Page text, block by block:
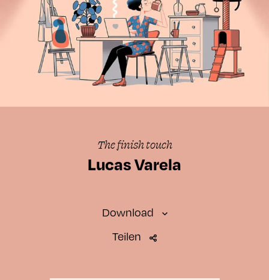
The finish touch
Lucas Varela
Download
SMARTWATCH
Teilen